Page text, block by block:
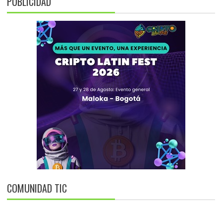
COMUNIDAD TIC